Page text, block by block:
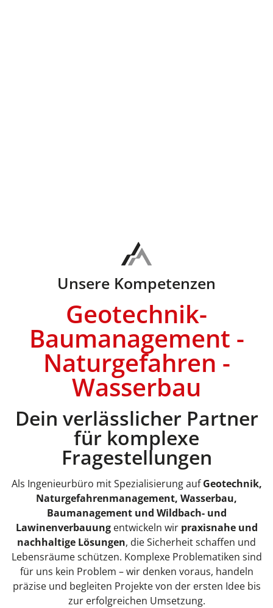
Unsere Kompetenzen
Geotechnik-
Baumanagement -
Naturgefahren -
Wasserbau
Dein verlässlicher Partner
für komplexe
Fragestellungen
Als Ingenieurbüro mit Spezialisierung aufGeotechnik,
Naturgefahrenmanagement, Wasserbau,
Baumanagement und Wildbach- und
Lawinenverbauung entwickeln wir praxisnahe und
nachhaltige Lösungen, die Sicherheit schaffen und
Lebensräume schützen. Komplexe Problematiken sind
für uns kein Problem – wir denken voraus, handeln
präzise und begleiten Projekte von der ersten Idee bis
zur erfolgreichen Umsetzung.